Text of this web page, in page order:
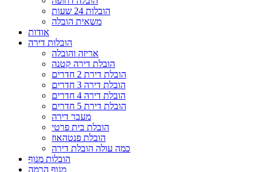
הובלות 24 שעות
משאית הובלה
אודות
הובלות דירה
אריזה והובלה
הובלת דירה קטנה
הובלת דירת 2 חדרים
הובלת דירה 3 חדרים
הובלת דירה 4 חדרים
הובלת דירת 5 חדרים
מעבר דירה
הובלת בית פרטי
הובלת פנטהאוז
כמה עולה הובלת דירה
הובלות מנוף
מנוף הרמה